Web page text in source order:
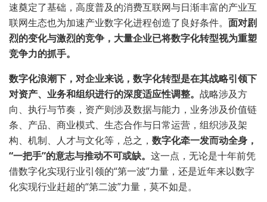
速奠定了基础，高度普及的消费互联网与日渐丰富的产业互
联网生态也为加速产业数字化进程创造了良好条件。 面对剧
烈的变化与激烈的竞争，大量企业已将数字化转型视为重塑
竞争力的抓手。
数字化浪潮下，对企业来说，数字化转型是在其战略引领下
对资产、业务和组织进行的深度适应性调整。 战略涉及方
向、执行与节奏，资产则涉及数据与能力，业务涉及价值链
条、产品、商业模式、生态合作与日常运营，组织涉及架
构、机制、人才与文化等，总之， 数字化牵一发而动全身，
“一把手”的意志与推动不可或缺。 这一点，无论是十年前凭
借数字化实现行业引领的“第一波”力量，还是近年来以数字
化实现行业赶超的“第二波”力量，莫不如是。